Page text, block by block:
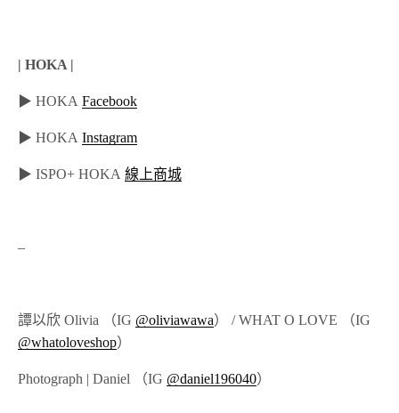
| HOKA |
▶ HOKAFacebook
▶ HOKAInstagram
▶ ISPO+ HOKA線上商城
–
譚以欣 Olivia （IG @oliviawawa） / WHAT O LOVE （IG
@whatoloveshop）
Photograph | Daniel （IG @daniel196040）